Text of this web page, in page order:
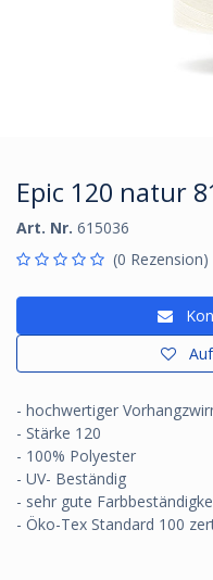
Epic 120 natur
Art. Nr. 615036
(0 Rezension)
- hochwertiger
- Stärke 120
- 100% Polyester
- UV- Beständig
- sehr gute
- Öko-Tex Standard 100